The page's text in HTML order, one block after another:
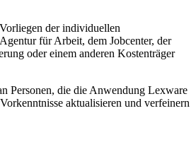
der individuellen
für Arbeit, dem Jobcenter, der
oder einem anderen Kostenträger
Personen, die die Anwendung Lexware
aktualisieren und verfeinern